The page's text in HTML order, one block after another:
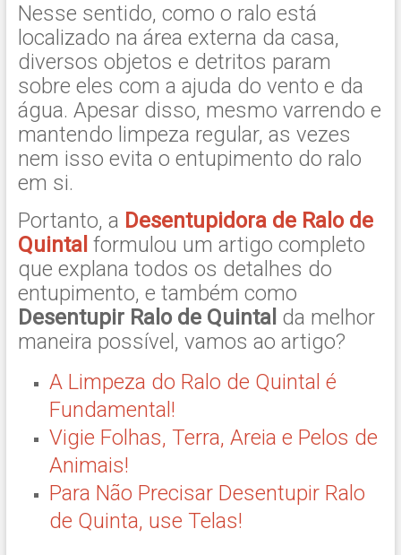
Nesse sentido, como o ralo está
localizado na área externa da casa,
diversos objetos e detritos param
sobre eles com a ajuda do vento e da
água. Apesar disso, mesmo varrendo e
mantendo limpeza regular, as vezes
nem isso evita o entupimento do ralo
em si.
Portanto, a Desentupidora de Ralo de
Quintal formulou um artigo completo
que explana todos os detalhes do
entupimento, e também como
Desentupir Ralo de Quintal da melhor
maneira possível, vamos ao artigo?
A Limpeza do Ralo de Quintal é
Fundamental!
Vigie Folhas, Terra, Areia e Pelos de
Animais!
Para Não Precisar Desentupir Ralo
de Quinta, use Telas!